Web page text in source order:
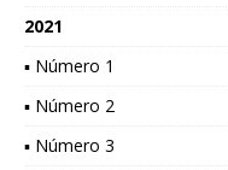
2021
▪ Número 1
▪ Número 2
▪ Número 3